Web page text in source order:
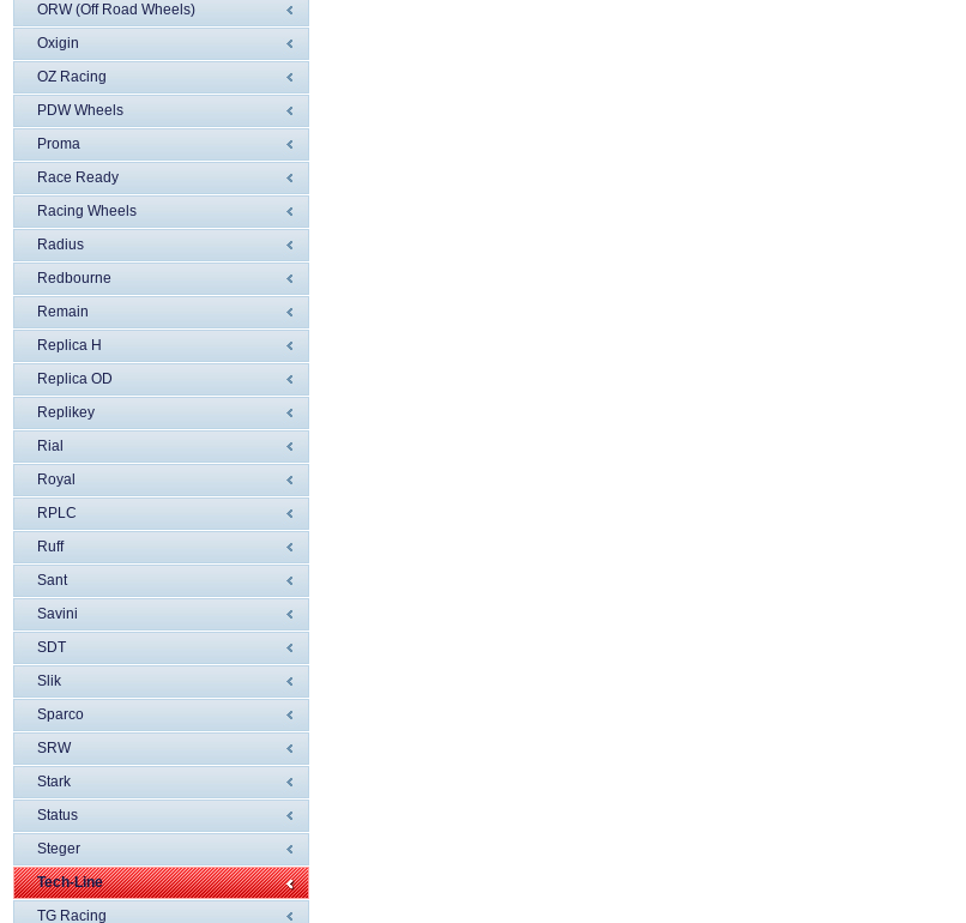
ORW (Off Road Wheels)
Oxigin
OZ Racing
PDW Wheels
Proma
Race Ready
Racing Wheels
Radius
Redbourne
Remain
Replica H
Replica OD
Replikey
Rial
Royal
RPLC
Ruff
Sant
Savini
SDT
Slik
Sparco
SRW
Stark
Status
Steger
Tech-Line
TG Racing